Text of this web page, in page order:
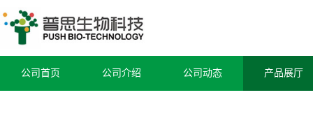
公司首页 公司介绍 公司动态 产品展厅